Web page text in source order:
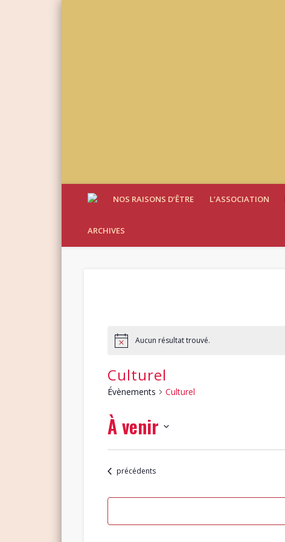
NOS RAISONS D’ÊTRE L’ASSOCIATION
ARCHIVES
Aucun résultat trouvé.
Culturel
Évènements Culturel
À venir
Sélectionnez
date.Évènements
précédents